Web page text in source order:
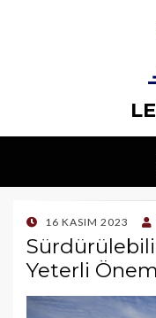
POSTED
ON
16 KASIM 2023
Yeterli